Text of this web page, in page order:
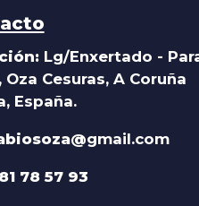
Lg/Enxertado -
Oza Cesuras, A Coruña
España.
gmail.com
78 57 93